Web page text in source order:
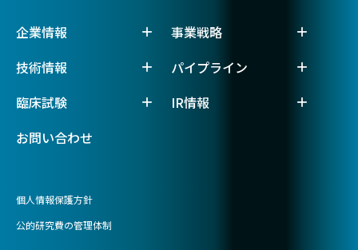
企業情報
事業戦略
技術情報
パイプライン
臨床試験
IR情報
お問い合わせ
個人情報保護方針
公的研究費の管理体制